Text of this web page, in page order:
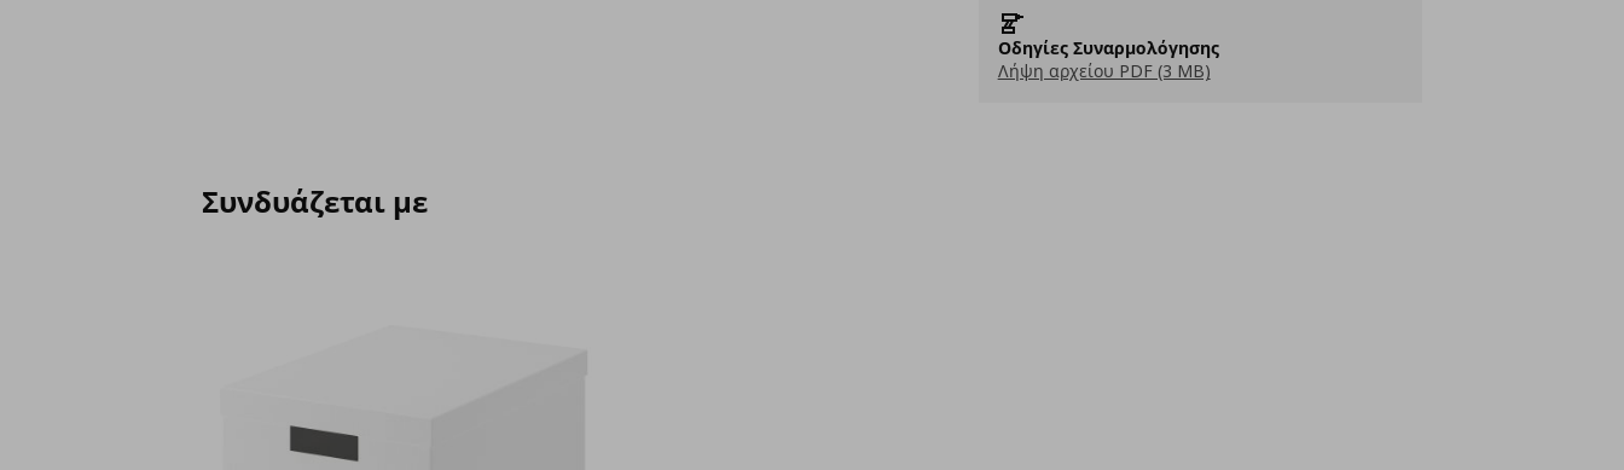
Οδηγίες Συναρμολόγησης
Λήψη αρχείου PDF (3 MB)
Συνδυάζεται με